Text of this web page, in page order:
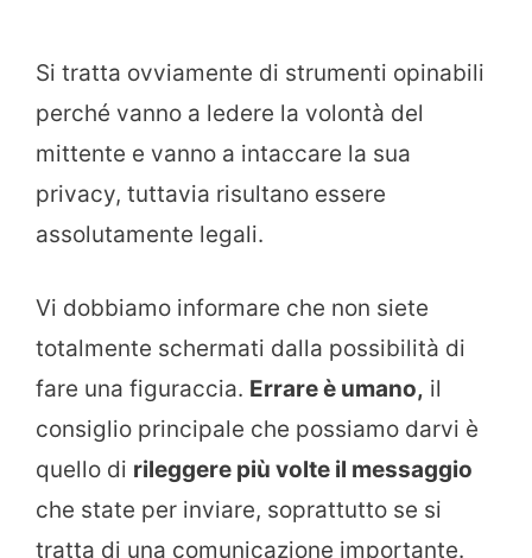
Si tratta ovviamente di strumenti opinabili
perché vanno a ledere la volontà del
mittente e vanno a intaccare la sua
privacy, tuttavia risultano essere
assolutamente legali.
Vi dobbiamo informare che non siete
totalmente schermati dalla possibilità di
fare una figuraccia. Errare è umano, il
consiglio principale che possiamo darvi è
quello di rileggere più volte il messaggio
che state per inviare, soprattutto se si
tratta di una comunicazione importante.